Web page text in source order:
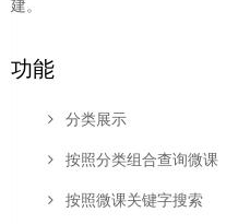
建。
功能
分类展示
按照分类组合查询微课
按照微课关键字搜索